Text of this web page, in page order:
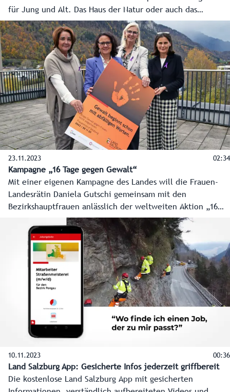
für Jung und Alt. Das Haus der Natur oder auch das
Volkskunde-Museum feiern heuer sogar ihr 100-Jahr-
Jubiläum.
23.11.2023 02:34
Kampagne „16 Tage gegen Gewalt“
Mit einer eigenen Kampagne des Landes will die Frauen-
Landesrätin Daniela Gutschi gemeinsam mit den
Bezirkshauptfrauen anlässlich der weltweiten Aktion „16
Tage gegen Gewalt“ Menschen ermutigen, couragiert zu
handeln, wenn sie bereits verbale Übergriffe wahrnehmen.
Jeder soll sich aktiv an der Prävention beteiligen. Anhand
von Sprüchen wie zum Beispiel „Stell dich nicht so an. Du
magst es doch eh...“ soll aufgezeigt werden, wo Gewalt
ihren Anfang nimmt. Die weltweite Aktion „16 Tage gegen
Gewalt“ startet am 25. November und läuft bis 10.
10.11.2023 00:36
Land Salzburg App: Gesicherte Infos jederzeit griffbereit
Die kostenlose Land Salzburg App mit gesicherten